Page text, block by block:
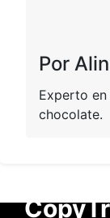
Por
Experto
chocolate.